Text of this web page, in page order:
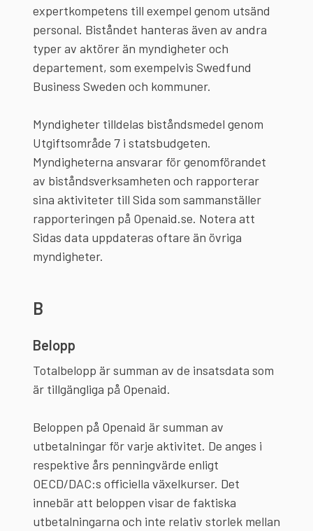
expertkompetens till exempel genom utsänd
personal. Biståndet hanteras även av andra
typer av aktörer än myndigheter och
departement, som exempelvis Swedfund
Business Sweden och kommuner.
Myndigheter tilldelas biståndsmedel genom
Utgiftsområde 7 i statsbudgeten.
Myndigheterna ansvarar för genomförandet
av biståndsverksamheten och rapporterar
sina aktiviteter till Sida som sammanställer
rapporteringen på Openaid.se. Notera att
Sidas data uppdateras oftare än övriga
myndigheter.
B
Belopp
Totalbelopp är summan av de insatsdata som
är tillgängliga på Openaid.
Beloppen på Openaid är summan av
utbetalningar för varje aktivitet. De anges i
respektive års penningvärde enligt
OECD/DAC:s officiella växelkurser. Det
innebär att beloppen visar de faktiska
utbetalningarna och inte relativ storlek mellan